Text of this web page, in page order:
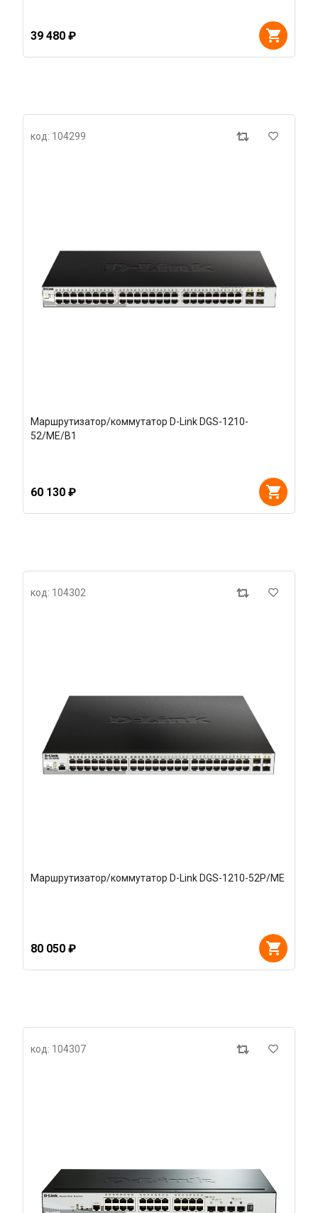
39 480 ₽
код: 104299
Маршрутизатор/коммутатор D-Link DGS-1210-
52/ME/B1
60 130 ₽
код: 104302
Маршрутизатор/коммутатор D-Link DGS-1210-52P/ME
80 050 ₽
код: 104307